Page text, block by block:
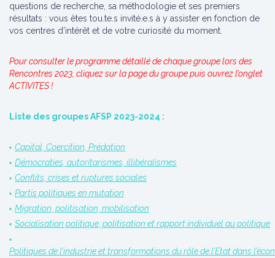
questions de recherche, sa méthodologie et ses premiers
résultats : vous êtes tou.te.s invité.e.s à y assister en fonction de
vos centres d’intérêt et de votre curiosité du moment.
Pour consulter le programme détaillé de chaque groupe lors des
Rencontres 2023, cliquez sur la page du groupe puis ouvrez l’onglet
ACTIVITES !
Liste des groupes AFSP 2023-2024 :
Capital, Coercition, Prédation
Démocraties, autoritarismes, illibéralismes
Conflits, crises et ruptures sociales
Partis politiques en mutation
Migration, politisation, mobilisation
Socialisation politique, politisation et rapport individuel au politique
Politiques de l’industrie et transformations du rôle de l’Etat dans l’écon